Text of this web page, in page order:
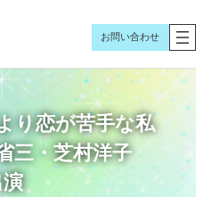
お問い合わせ
り恋が苦手な私
三・芝村洋子